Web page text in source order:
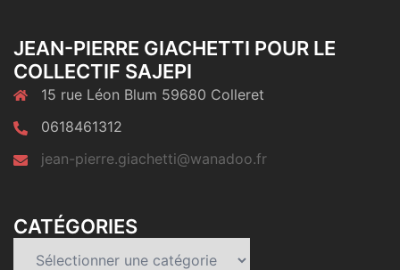
JEAN-PIERRE GIACHETTI POUR LE
COLLECTIF SAJEPI
15 rue Léon Blum 59680 Colleret
0618461312
jean-pierre.giachetti@wanadoo.fr
CATÉGORIES